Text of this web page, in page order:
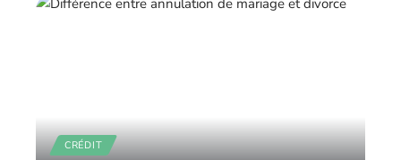
CRÉDIT